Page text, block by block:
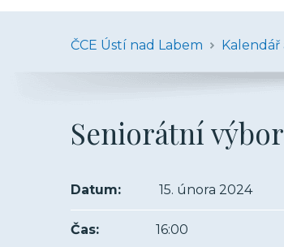
ČCE Ústí nad Labem Kalendář
Seniorátní výbor
Datum: 15. února 2024
Čas: 16:00